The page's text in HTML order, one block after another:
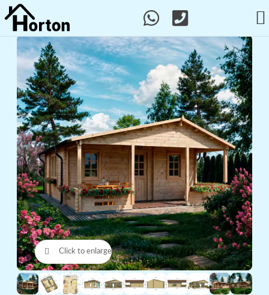
w magazynie
Click to enlarge